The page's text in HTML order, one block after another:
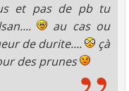
et pas de pb tu
au cas ou
de durite....
çà
des prunes